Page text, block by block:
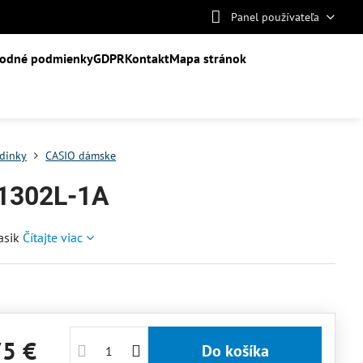
Panel používateľa
podmienkyGDPRKontaktMapa stránok
CASIO dámske
1A
Čítajte viac
€ Do košíka